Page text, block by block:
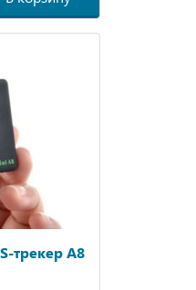
трекер A8